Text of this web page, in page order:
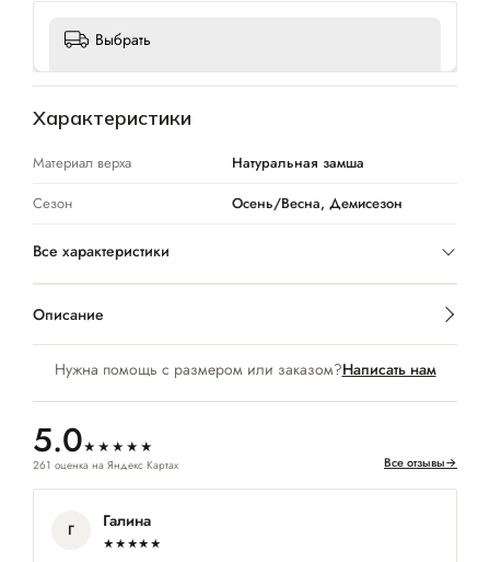
Выбрать
Нужна помощь с размером или заказом?Написать нам
5.0★★★★★
261 оценка на Яндекс Картах Все отзывы→
Г Галина
★★★★★
Характеристики
Материал верха
Натуральная замша
Сезон
Осень/Весна, Демисезон
Все характеристики
Описание